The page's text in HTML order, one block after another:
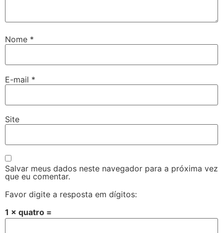
Nome *
E-mail *
Site
Salvar meus dados neste navegador para a próxima vez
que eu comentar.
Favor digite a resposta em dígitos:
1 × quatro =